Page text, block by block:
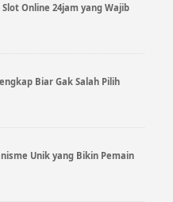
Online 24jam yang Wajib
Biar Gak Salah Pilih
Unik yang Bikin Pemain